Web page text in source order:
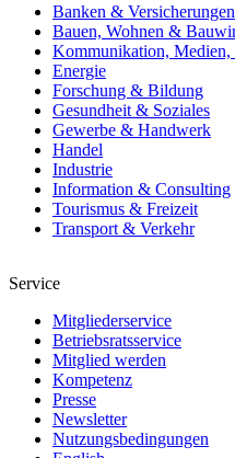
Banken & Versicherungen
Bauen, Wohnen &
Kommunikation,
Energie
Forschung & Bildung
Gesundheit & Soziales
Gewerbe & Handwerk
Handel
Industrie
Information & Consulting
Tourismus & Freizeit
Transport & Verkehr
Service
Mitgliederservice
Betriebsratsservice
Mitglied werden
Kompetenz
Presse
Newsletter
Nutzungsbedingungen